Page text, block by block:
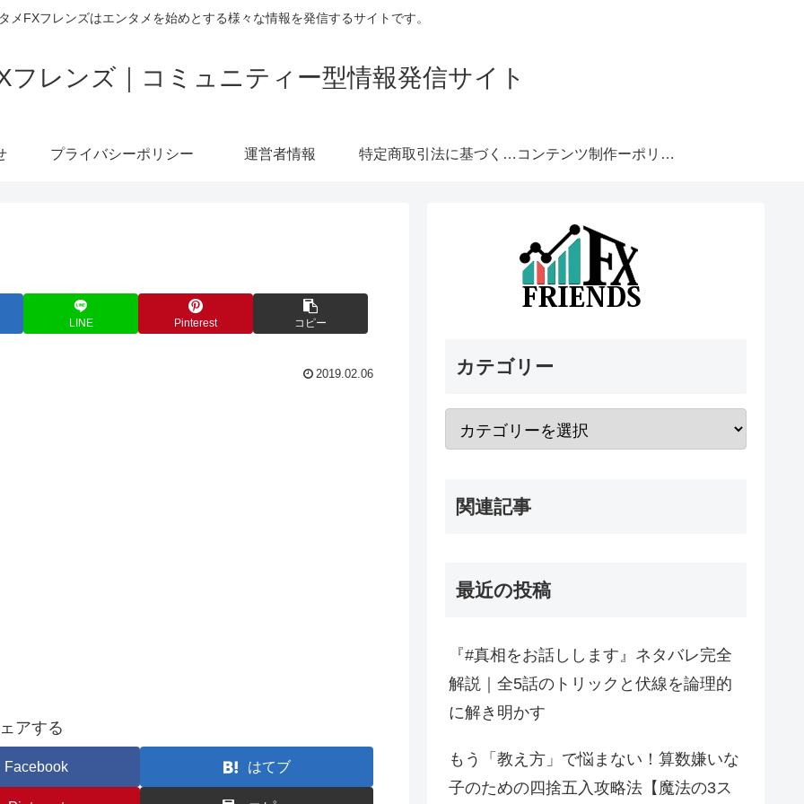
メFXフレンズはエンタメを始めとする様々な情報を発信するサイトです。
フレンズ｜コミュニティー型情報発信サイト
プライバシーポリシー 運営者情報 特定商取引法に基づく表記 コンテンツ制作ーポリシー
LINE Pinterest コピー
2019.02.06
アする
Facebook はてブ
カテゴリー
関連記事
最近の投稿
『#真相をお話しします』ネタバレ完全
解説｜全5話のトリックと伏線を論理的
に解き明かす
もう「教え方」で悩まない！算数嫌いな
子のための四捨五入攻略法【魔法の3ス